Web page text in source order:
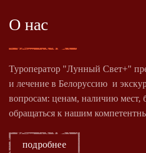
О нас
Туроператор "Лунный Свет+"
и лечение в Белоруссию и
вопросам: ценам, наличию
обращаться к нашим
подробнее